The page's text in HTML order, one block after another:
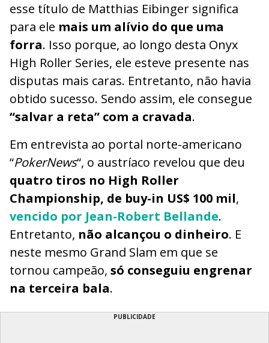
esse título de Matthias Eibinger significa
para ele mais um alívio do que uma
forra. Isso porque, ao longo desta Onyx
High Roller Series, ele esteve presente nas
disputas mais caras. Entretanto, não havia
obtido sucesso. Sendo assim, ele consegue
“salvar a reta” com a cravada.
Em entrevista ao portal norte-americano
“PokerNews“, o austríaco revelou que deu
quatro tiros no High Roller
Championship, de buy-in US$ 100 mil,
vencido por Jean-Robert Bellande.
Entretanto, não alcançou o dinheiro. E
neste mesmo Grand Slam em que se
tornou campeão, só conseguiu engrenar
na terceira bala.
PUBLICIDADE